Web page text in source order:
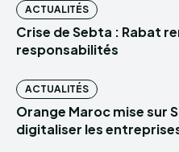
ACTUALITÉS
Crise de Sebta : Rabat
responsabilités
ACTUALITÉS
Orange Maroc mise sur
digitaliser les